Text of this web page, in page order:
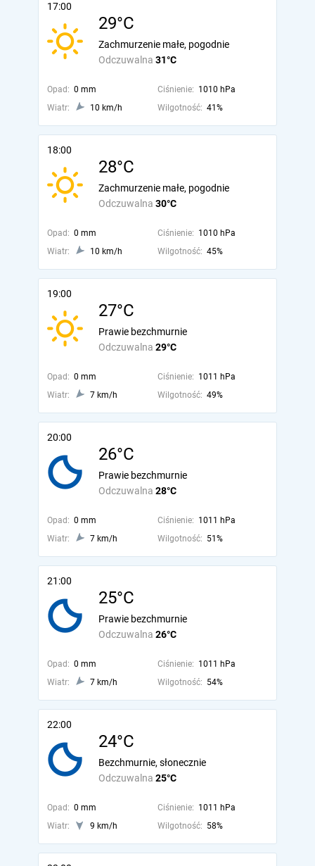
17:00
29°C
Odczuwalna 31°C
Zachmurzenie małe, pogodnie
Opad: 0 mm Ciśnienie: 1010 hPa
Wiatr:
10 km/h Wilgotność: 41%
18:00
28°C
Odczuwalna 30°C
Zachmurzenie małe, pogodnie
Opad: 0 mm Ciśnienie: 1010 hPa
Wiatr:
10 km/h Wilgotność: 45%
19:00
27°C
Odczuwalna 29°C
Prawie bezchmurnie
Opad: 0 mm Ciśnienie: 1011 hPa
Wiatr:
7 km/h Wilgotność: 49%
20:00
26°C
Odczuwalna 28°C
Prawie bezchmurnie
Opad: 0 mm Ciśnienie: 1011 hPa
Wiatr:
7 km/h Wilgotność: 51%
21:00
25°C
Odczuwalna 26°C
Prawie bezchmurnie
Opad: 0 mm Ciśnienie: 1011 hPa
Wiatr:
7 km/h Wilgotność: 54%
22:00
24°C
Odczuwalna 25°C
Bezchmurnie, słonecznie
Opad: 0 mm Ciśnienie: 1011 hPa
Wiatr:
9 km/h Wilgotność: 58%